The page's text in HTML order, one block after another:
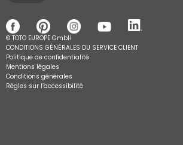
© TOTO EUROPE GmbH
CONDITIONS GÉNÉRALES DU SERVICE CLIENT
Politique de confidentialité
Mentions légales
Conditions générales
Règles sur l’accessibilité